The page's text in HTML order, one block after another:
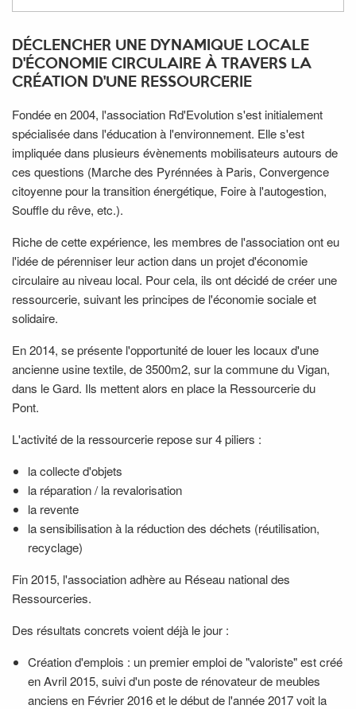
DÉCLENCHER UNE DYNAMIQUE LOCALE
D'ÉCONOMIE CIRCULAIRE À TRAVERS LA
CRÉATION D'UNE RESSOURCERIE
Fondée en 2004, l'association Rd'Evolution s'est initialement
spécialisée dans l'éducation à l'environnement. Elle s'est
impliquée dans plusieurs évènements mobilisateurs autours de
ces questions (Marche des Pyrénnées à Paris, Convergence
citoyenne pour la transition énergétique, Foire à l'autogestion,
Souffle du rêve, etc.).
Riche de cette expérience, les membres de l'association ont eu
l'idée de pérenniser leur action dans un projet d'économie
circulaire au niveau local. Pour cela, ils ont décidé de créer une
ressourcerie, suivant les principes de l'économie sociale et
solidaire.
En 2014, se présente l'opportunité de louer les locaux d'une
ancienne usine textile, de 3500m2, sur la commune du Vigan,
dans le Gard. Ils mettent alors en place la Ressourcerie du
Pont.
L'activité de la ressourcerie repose sur 4 piliers :
la collecte d'objets
la réparation / la revalorisation
la revente
la sensibilisation à la réduction des déchets (réutilisation,
recyclage)
Fin 2015, l'association adhère au Réseau national des
Ressourceries.
Des résultats concrets voient déjà le jour :
Création d'emplois : un premier emploi de "valoriste" est créé
en Avril 2015, suivi d'un poste de rénovateur de meubles
anciens en Février 2016 et le début de l'année 2017 voit la